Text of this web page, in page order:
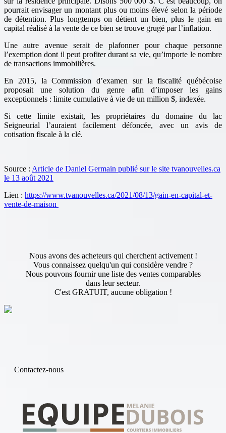
pourrait envisager un montant plus ou moins élevé selon la période
de détention. Plus longtemps on détient un bien, plus le gain en
capital réalisé à la vente de ce bien se trouve grugé par l’inflation.
Une autre avenue serait de plafonner pour chaque personne
l’exemption dont il peut profiter durant sa vie, qu’importe le nombre
de transactions immobilières.
En 2015, la Commission d’examen sur la fiscalité québécoise
proposait une solution du genre afin d’imposer les gains
exceptionnels : limite cumulative à vie de un million $, indexée.
Si cette limite existait, les propriétaires du domaine du lac
Seigneurial l’auraient facilement défoncée, avec un avis de
cotisation fiscale à la clé.
Source : Article de Daniel Germain publié sur le site tvanouvelles.ca
le 13 août 2021
Lien : https://www.tvanouvelles.ca/2021/08/13/gain-en-capital-et-
vente-de-maison
Nous avons des acheteurs qui cherchent activement !
Vous connaissez quelqu'un qui considère vendre ?
Nous pouvons fournir une liste des ventes comparables
dans leur secteur.
C'est GRATUIT, aucune obligation !
Contactez-nous